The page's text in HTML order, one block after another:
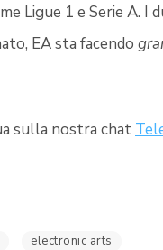
Ligue 1 e Serie A.
EA sta facendo
sulla nostra chat
electronic arts